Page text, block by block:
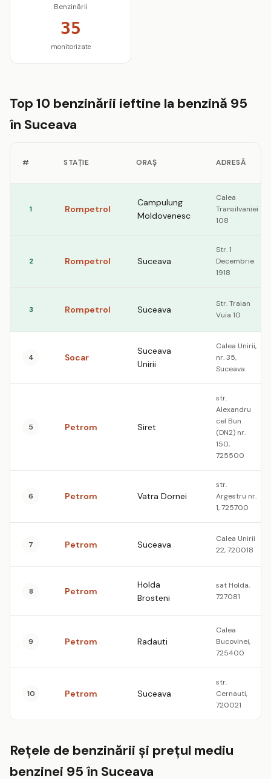
Benzinării
35
monitorizate
Top 10 benzinării ieftine la benzină 95
în Suceava
# STAȚIE ORAȘ ADRESĂ
1 Rompetrol
Campulung
Moldovenesc
Calea
Transilvaniei
108
2 Rompetrol Suceava
Str. 1
Decembrie
1918
3 Rompetrol Suceava
Str. Traian
Vuia 10
4 Socar
Suceava
Unirii
Calea Unirii,
nr. 35,
Suceava
5 Petrom Siret
str.
Alexandru
cel Bun
(DN2) nr.
150,
725500
6 Petrom Vatra Dornei
str.
Argestru nr.
1, 725700
7 Petrom Suceava
Calea Unirii
22, 720018
8 Petrom
Holda
Brosteni
sat Holda,
727081
9 Petrom Radauti
Calea
Bucovinei,
725400
10 Petrom Suceava
str.
Cernauti,
720021
Rețele de benzinării și prețul mediu
benzinei 95 în Suceava